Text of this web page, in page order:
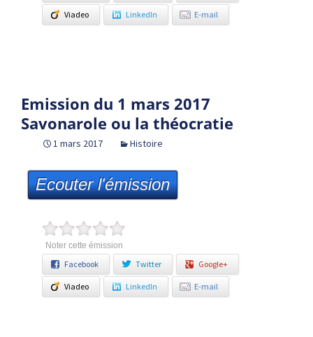
Viadeo LinkedIn E-mail
Emission du 1 mars 2017
Savonarole ou la théocratie
1 mars 2017 Histoire
Ecouter l'émission
Noter cette émission
Facebook Twitter Google+
Viadeo LinkedIn E-mail